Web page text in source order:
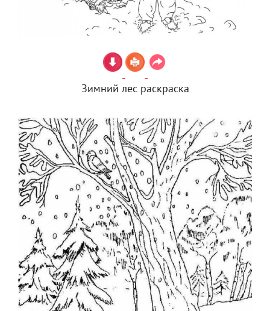
Зимний лес раскраска